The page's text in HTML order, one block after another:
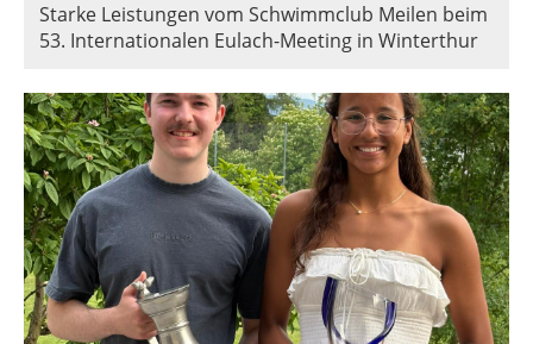
Starke Leistungen vom Schwimmclub Meilen beim
53. Internationalen Eulach-Meeting in Winterthur